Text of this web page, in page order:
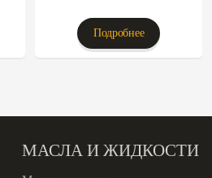
Подробнее
МАСЛА И ЖИДКОСТИ